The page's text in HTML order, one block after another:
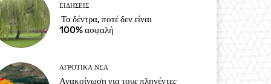
ΕΙΔΉΣΕΙΣ
Τα δέντρα, ποτέ δεν είναι
100% ασφαλή
ΑΓΡΟΤΙΚΆ ΝΈΑ
Ανακοίνωση για τους πληγέντες